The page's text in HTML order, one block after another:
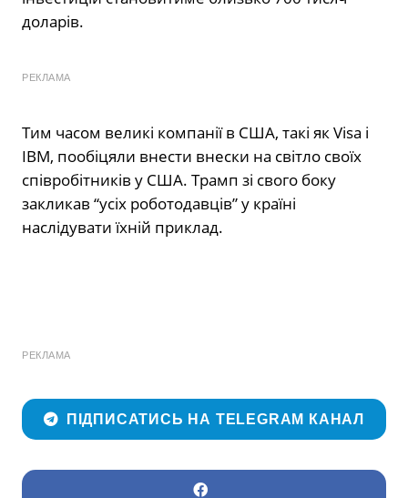
доларів.
РЕКЛАМА
Тим часом великі компанії в США, такі як Visa і
IBM, пообіцяли внести внески на світло своїх
співробітників у США. Трамп зі свого боку
закликав “усіх роботодавців” у країні
наслідувати їхній приклад.
РЕКЛАМА
ПІДПИСАТИСЬ НА TELEGRAM КАНАЛ